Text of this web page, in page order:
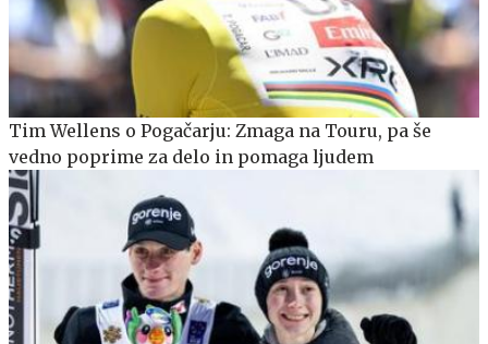
Tim Wellens o Pogačarju: Zmaga na Touru, pa še
vedno poprime za delo in pomaga ljudem